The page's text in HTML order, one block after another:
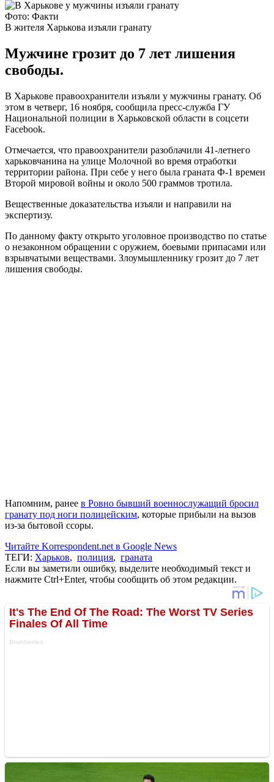
Фото: Факти
В жителя Харькова изъяли гранату
Мужчине грозит до 7 лет лишения
свободы.
В Харькове правоохранители изъяли у мужчины гранату. Об
этом в четверг, 16 ноября, сообщила пресс-служба ГУ
Национальной полиции в Харьковской области в соцсети
Facebook.
Отмечается, что правоохранители разоблачили 41-летнего
харьковчанина на улице Молочной во время отработки
территории района. При себе у него была граната Ф-1 времен
Второй мировой войны и около 500 граммов тротила.
Вещественные доказательства изъяли и направили на
экспертизу.
По данному факту открыто уголовное производство по статье
о незаконном обращении с оружием, боевыми припасами или
взрывчатыми веществами. Злоумышленнику грозит до 7 лет
лишения свободы.
Напомним, ранее в Ровно бывший военнослужащий бросил
гранату под ноги полицейским, которые прибыли на вызов
из-за бытовой ссоры.
Читайте Korrespondent.net в Google News
ТЕГИ: Харьков, полиция, граната
Если вы заметили ошибку, выделите необходимый текст и
нажмите Ctrl+Enter, чтобы сообщить об этом редакции.